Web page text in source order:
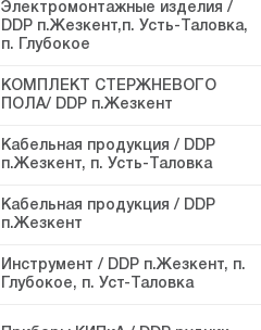
Электромонтажные изделия /
DDP п.Жезкент,п. Усть-Таловка,
п. Глубокое
КОМПЛЕКТ СТЕРЖНЕВОГО
ПОЛА/ DDP п.Жезкент
Кабельная продукция / DDP
п.Жезкент, п. Усть-Таловка
Кабельная продукция / DDP
п.Жезкент
Инструмент / DDP п.Жезкент, п.
Глубокое, п. Уст-Таловка